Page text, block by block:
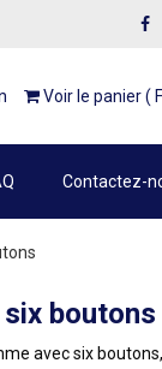
Voir le panier (
Contactez-
six boutons
avec six